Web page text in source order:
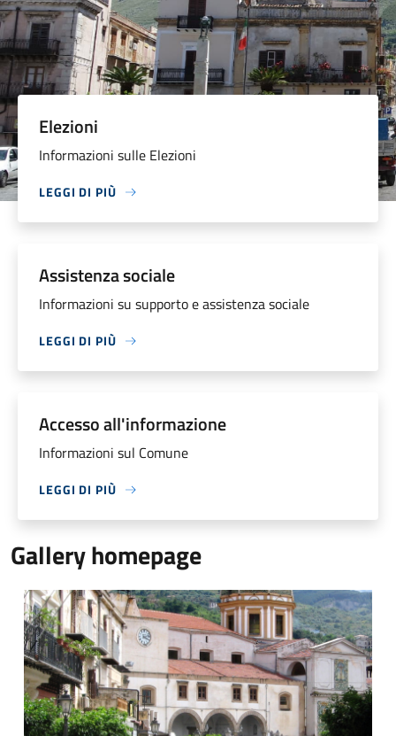
Elezioni
Informazioni sulle Elezioni
LEGGI DI PIÙ
Assistenza sociale
Informazioni su supporto e assistenza sociale
LEGGI DI PIÙ
Accesso all'informazione
Informazioni sul Comune
LEGGI DI PIÙ
Gallery homepage
Corso e Chiesa Madre